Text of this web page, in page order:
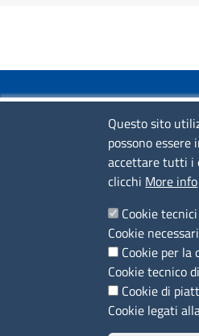
COLLEGAMENTI VELOCI
Colloqui di primo orientamento
Colloqui specialistici
Sportelli territoriali
Questo sito
possono
accettare tutti i
clicchi More info
Cookie tecnici
Cookie
Cookie per
Cookie tecnico
Cookie di
Cookie legati